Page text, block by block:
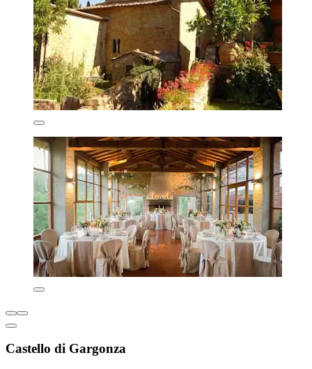
Castello di Gargonza